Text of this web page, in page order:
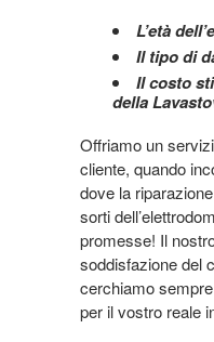
L’età
Il tipo di
Il costo
della
Offriamo un
cliente, quando
dove la
sorti
promesse! Il
soddisfazione del
cerchiamo
per il vostro reale